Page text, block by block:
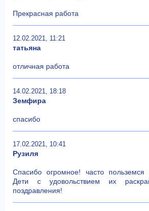
Прекрасная работа
12.02.2021, 11:21
татьяна
отличная работа
14.02.2021, 18:18
Земфира
спасибо
17.02.2021, 10:41
Рузиля
Спасибо огромное! часто польземся
Дети с удовольствием их
поздравления!